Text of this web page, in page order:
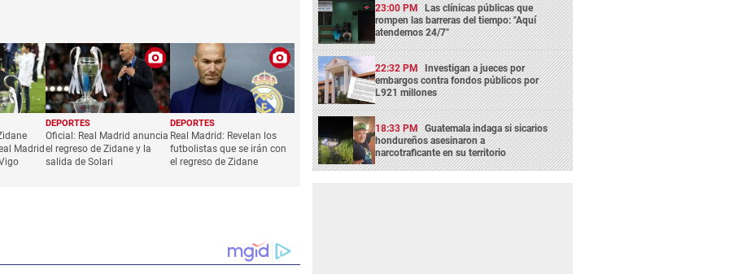
Madrid
DEPORTES
Oficial: Real Madrid anuncia
el regreso de Zidane y la
salida de Solari
DEPORTES
Real Madrid: Revelan los
futbolistas que se irán con
el regreso de Zidane
23:00 PM Las clínicas públicas que
rompen las barreras del tiempo: "Aquí
atendemos 24/7"
22:32 PM Investigan a jueces por
embargos contra fondos públicos por
L921 millones
18:33 PM Guatemala indaga si sicarios
hondureños asesinaron a
narcotraficante en su territorio